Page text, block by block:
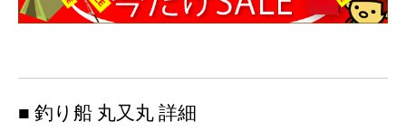
■ 釣り船 丸又丸 詳細